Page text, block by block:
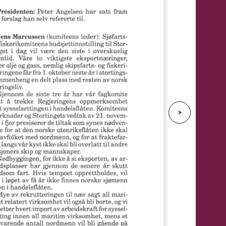
N
e
s
t
e
s
i
d
e